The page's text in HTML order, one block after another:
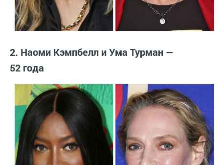
2. Наоми Кэмпбелл и Ума Турман —
52 года